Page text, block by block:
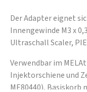
Der Adapter eignet
Innengewinde M3 x
Ultraschall Scaler,
Verwendbar im
Injektorschiene und
ME80440),